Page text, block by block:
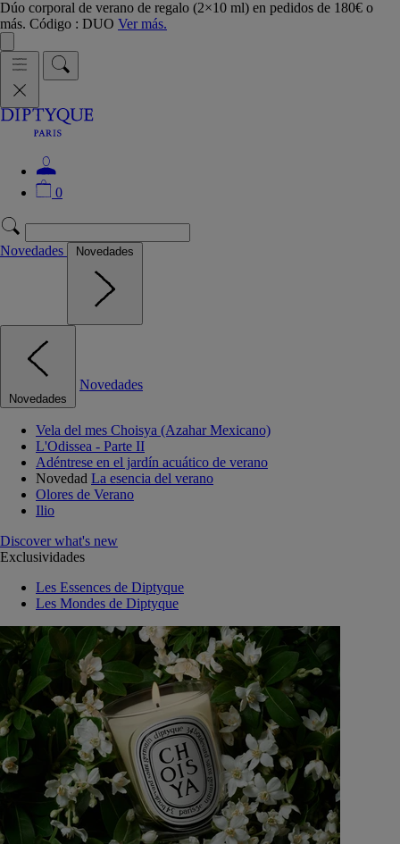
Dúo corporal de verano de regalo (2×10 ml) en pedidos de 180€ o
más. Código : DUO Ver más.
0
Novedades Novedades
Novedades
Novedades
Vela del mes Choisya (Azahar Mexicano)
L'Odissea - Parte II
Adéntrese en el jardín acuático de verano
Novedad La esencia del verano
Olores de Verano
Ilio
Discover what's new
Exclusividades
Les Essences de Diptyque
Les Mondes de Diptyque